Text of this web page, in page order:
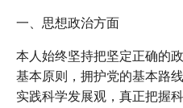
一、思想政治方面
本人始终坚持把坚定正确的
基本原则，拥护党的基本路
实践科学发展观，真正把握